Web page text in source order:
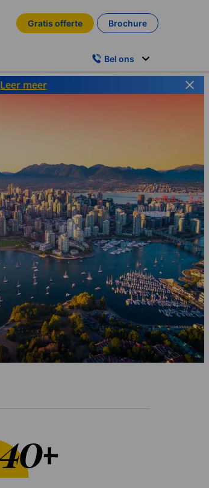
Gratis offerte Brochure
Bel ons
Leer meer